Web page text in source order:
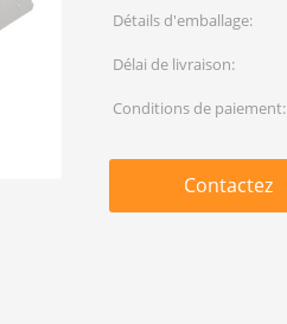
min:
Détails d'emballage:
Délai de livraison:
Conditions de paiement:
Contactez